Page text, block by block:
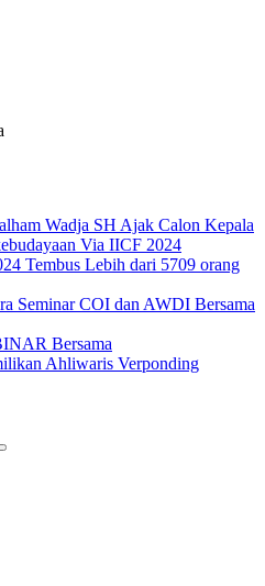
Wadja SH Ajak Calon Kepala
Via IICF 2024
Tembus Lebih dari 5709 orang
Seminar COI dan AWDI Bersama
Bersama
Ahliwaris Verponding